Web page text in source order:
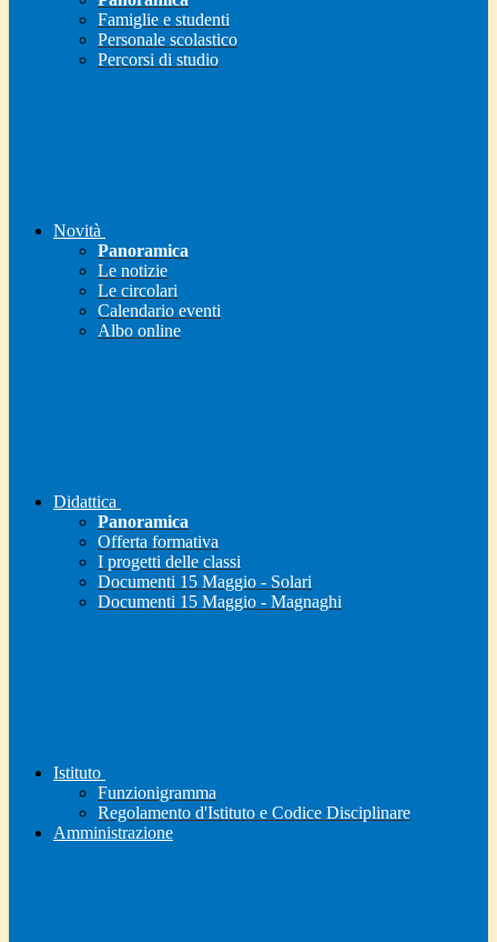
Famiglie e studenti
Personale scolastico
Percorsi di studio
Novità
Panoramica
Le notizie
Le circolari
Calendario eventi
Albo online
Didattica
Panoramica
Offerta formativa
I progetti delle classi
Documenti 15 Maggio - Solari
Documenti 15 Maggio - Magnaghi
Istituto
Funzionigramma
Regolamento d'Istituto e Codice Disciplinare
Amministrazione